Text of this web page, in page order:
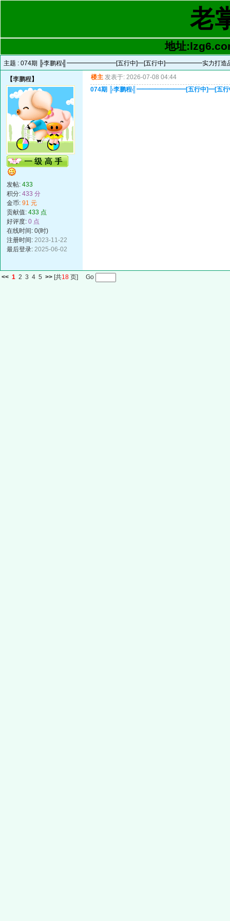
老
地址
主题 : 074期 ╠李鹏程╣━━━━━━━━[五行中]━[五行中]━━━━━━实力打造
【李鹏程】
发帖: 433
积分: 433 分
金币: 91 元
贡献值: 433 点
好评度: 0 点
在线时间: 0(时)
注册时间: 2023-11-22
最后登录: 2025-06-02
楼主 发表于: 2026-07-08 04:44
074期 ╠李鹏程╣━━━━━━━━[五行中]━[五
<< 1 2 3 4 5 >> [共18 页] Go